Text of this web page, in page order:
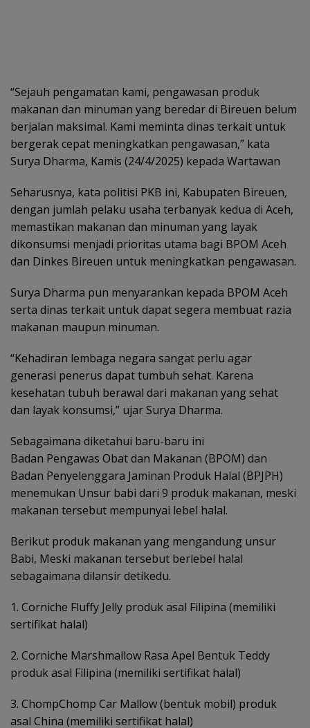
“Sejauh pengamatan kami, pengawasan produk
makanan dan minuman yang beredar di Bireuen belum
berjalan maksimal. Kami meminta dinas terkait untuk
bergerak cepat meningkatkan pengawasan,” kata
Surya Dharma, Kamis (24/4/2025) kepada Wartawan
Seharusnya, kata politisi PKB ini, Kabupaten Bireuen,
dengan jumlah pelaku usaha terbanyak kedua di Aceh,
memastikan makanan dan minuman yang layak
dikonsumsi menjadi prioritas utama bagi BPOM Aceh
dan Dinkes Bireuen untuk meningkatkan pengawasan.
Surya Dharma pun menyarankan kepada BPOM Aceh
serta dinas terkait untuk dapat segera membuat razia
makanan maupun minuman.
“Kehadiran lembaga negara sangat perlu agar
generasi penerus dapat tumbuh sehat. Karena
kesehatan tubuh berawal dari makanan yang sehat
dan layak konsumsi,” ujar Surya Dharma.
Sebagaimana diketahui baru-baru ini
Badan Pengawas Obat dan Makanan (BPOM) dan
Badan Penyelenggara Jaminan Produk Halal (BPJPH)
menemukan Unsur babi dari 9 produk makanan, meski
makanan tersebut mempunyai lebel halal.
Berikut produk makanan yang mengandung unsur
Babi, Meski makanan tersebut berlebel halal
sebagaimana dilansir detikedu.
1. Corniche Fluffy Jelly produk asal Filipina (memiliki
sertifikat halal)
2. Corniche Marshmallow Rasa Apel Bentuk Teddy
produk asal Filipina (memiliki sertifikat halal)
3. ChompChomp Car Mallow (bentuk mobil) produk
asal China (memiliki sertifikat halal)